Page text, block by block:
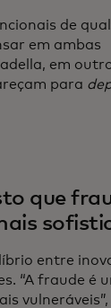
de
em ambas
em
para
que
entre
“A fraude é
vulneráveis”,